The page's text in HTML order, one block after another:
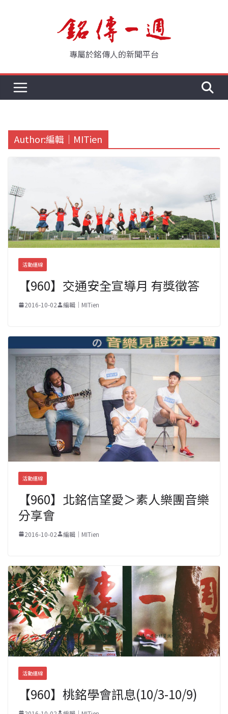
專屬於銘傳人的新聞平台
Author:編輯｜MITien
活動連線
【960】交通安全宣導月 有獎徵答
2016-10-02 編輯｜MITien
活動連線
【960】北銘信望愛＞素人樂團音樂
分享會
2016-10-02 編輯｜MITien
活動連線
【960】桃銘學會訊息(10/3-10/9)